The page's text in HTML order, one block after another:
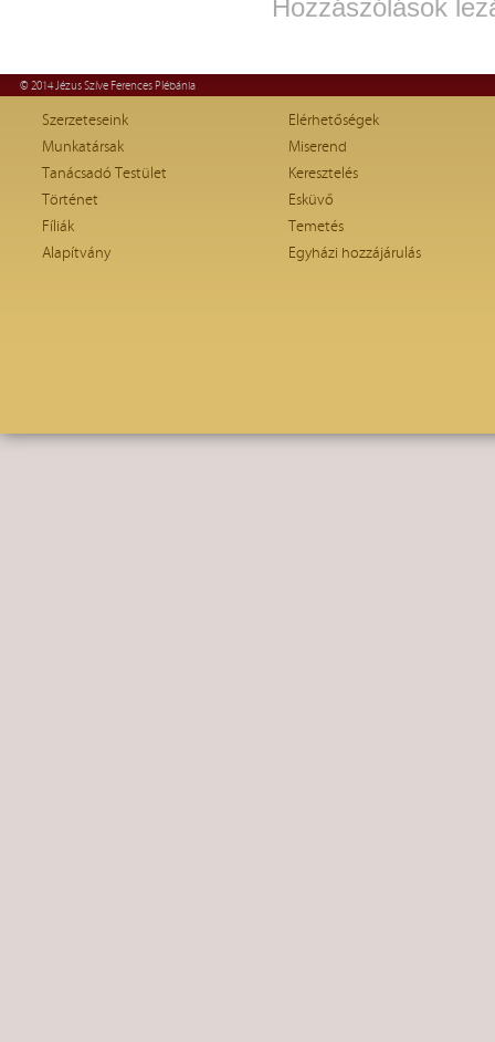
Hozzászólások
© 2014 Jézus Szíve Ferences Plébánia
Szerzeteseink
Munkatársak
Tanácsadó Testület
Történet
Fíliák
Alapítvány
Elérhetőségek
Miserend
Keresztelés
Esküvő
Temetés
Egyházi hozzájárulás